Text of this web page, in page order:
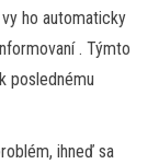
ho automaticky
. Týmto
poslednému
ihneď sa